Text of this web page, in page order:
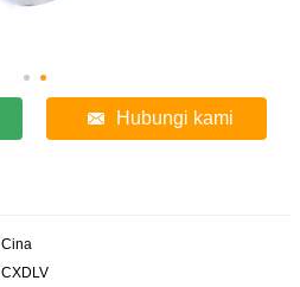
Hubungi kami
Cina
CXDLV